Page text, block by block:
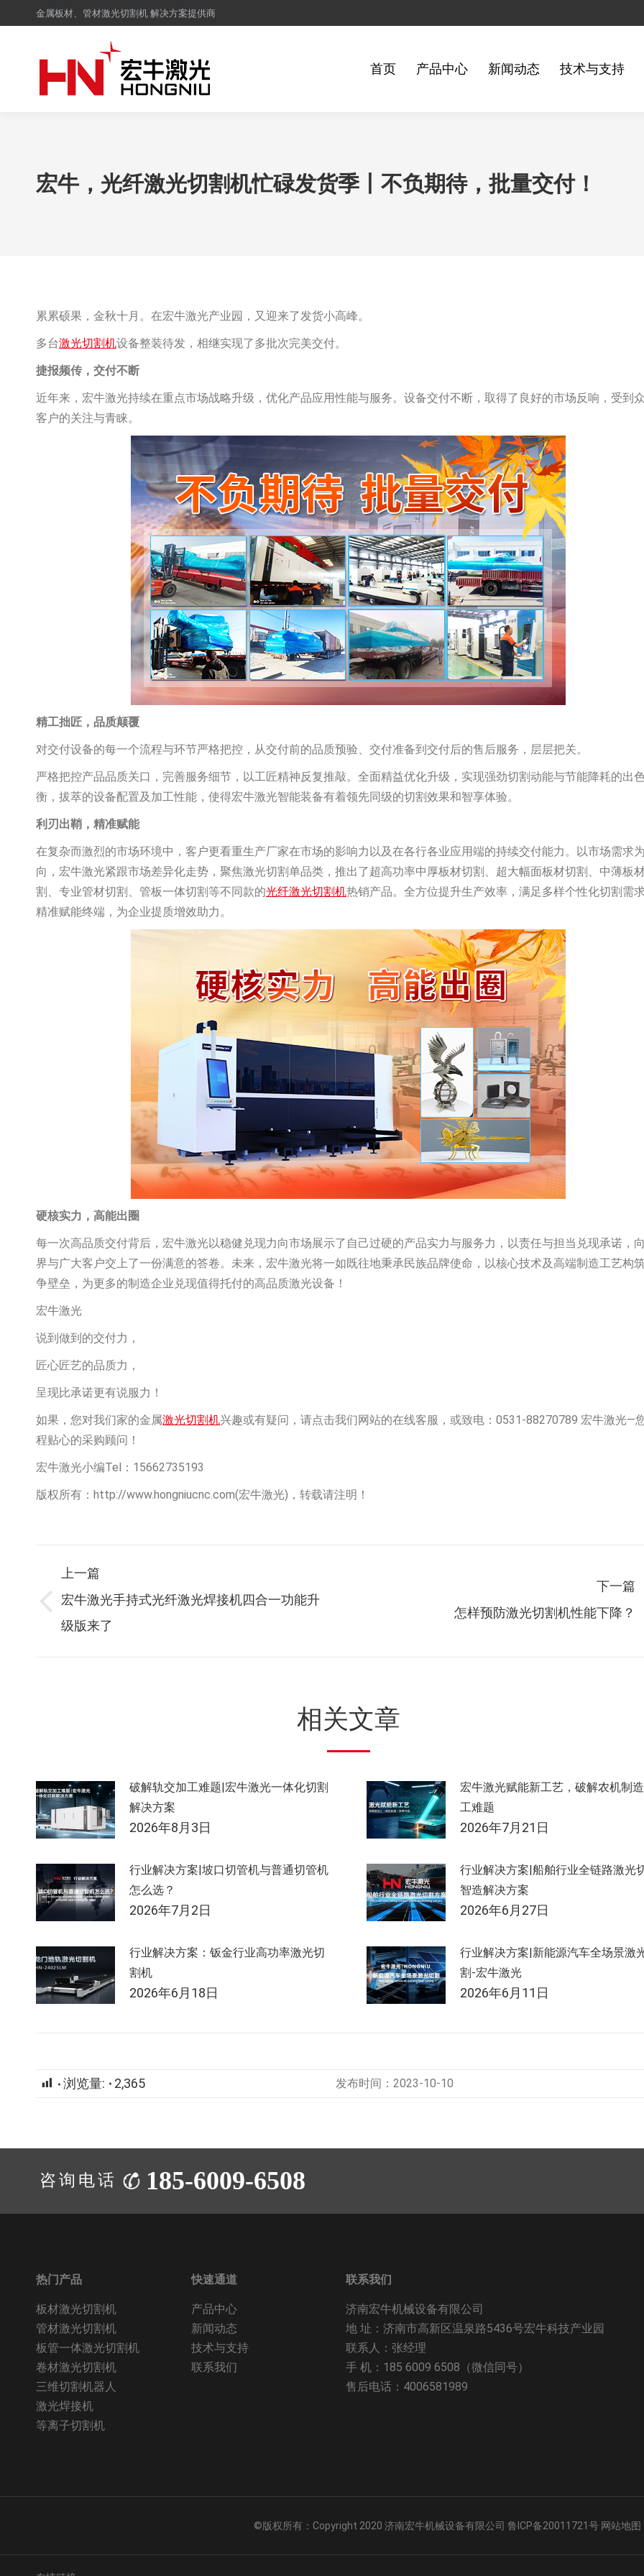
金属板材、管材激光切割机 解决方案提供商
首页 产品中心 新闻动态 技术与支持
宏牛，光纤激光切割机忙碌发货季丨不负期待，批量交付！
累累硕果，金秋十月。在宏牛激光产业园，又迎来了发货小高峰。
多台激光切割机设备整装待发，相继实现了多批次完美交付。
捷报频传，交付不断
近年来，宏牛激光持续在重点市场战略升级，优化产品应用性能与服务。设备交付不断，取得了良好的市场反响，受到
客户的关注与青睐。
精工拙匠，品质颠覆
对交付设备的每一个流程与环节严格把控，从交付前的品质预验、交付准备到交付后的售后服务，层层把关。
严格把控产品品质关口，完善服务细节，以工匠精神反复推敲。全面精益优化升级，实现强劲切割动能与节能降耗的出
衡，拔萃的设备配置及加工性能，使得宏牛激光智能装备有着领先同级的切割效果和智享体验。
利刃出鞘，精准赋能
在复杂而激烈的市场环境中，客户更看重生产厂家在市场的影响力以及在各行各业应用端的持续交付能力。以市场需求
向，宏牛激光紧跟市场差异化走势，聚焦激光切割单品类，推出了超高功率中厚板材切割、超大幅面板材切割、中薄板
割、专业管材切割、管板一体切割等不同款的光纤激光切割机热销产品。全方位提升生产效率，满足多样个性化切割需
精准赋能终端，为企业提质增效助力。
硬核实力，高能出圈
每一次高品质交付背后，宏牛激光以稳健兑现力向市场展示了自己过硬的产品实力与服务力，以责任与担当兑现承诺，
界与广大客户交上了一份满意的答卷。未来，宏牛激光将一如既往地秉承民族品牌使命，以核心技术及高端制造工艺构
争壁垒，为更多的制造企业兑现值得托付的高品质激光设备！
宏牛激光
说到做到的交付力，
匠心匠艺的品质力，
呈现比承诺更有说服力！
如果，您对我们家的金属激光切割机兴趣或有疑问，请点击我们网站的在线客服，或致电：0531-88270789 宏牛激光—
程贴心的采购顾问！
宏牛激光小编Tel：15662735193
版权所有：http://www.hongniucnc.com(宏牛激光)，转载请注明！
章
上一篇
上
一
宏牛激光手持式光纤激光焊接机四合一功能升
级版来了
下一篇
怎样预防激光切割机性能下降？
相关文章
破解轨交加工难题|宏牛激光一体化切割
解决方案
2026年8月3日
宏牛激光赋能新工艺，破解农机制
工难题
2026年7月21日
行业解决方案|坡口切管机与普通切管机
怎么选？
2026年7月2日
行业解决方案|船舶行业全链路激光
智造解决方案
2026年6月27日
行业解决方案：钣金行业高功率激光切
割机
2026年6月18日
行业解决方案|新能源汽车全场景激
割-宏牛激光
2026年6月11日
浏览量: 2,365 发布时间：2023-10-10
咨询电话： 185-6009-6508
热门产品
板材激光切割机
管材激光切割机
板管一体激光切割机
卷材激光切割机
三维切割机器人
激光焊接机
等离子切割机
快速通道
产品中心
新闻动态
技术与支持
联系我们
联系我们
济南宏牛机械设备有限公司
地 址：济南市高新区温泉路5436号宏牛科技产业园
联系人：张经理
手 机：185 6009 6508（微信同号）
售后电话：4006581989
©版权所有：Copyright 2020 济南宏牛机械设备有限公司 鲁ICP备20011721号 网站地图